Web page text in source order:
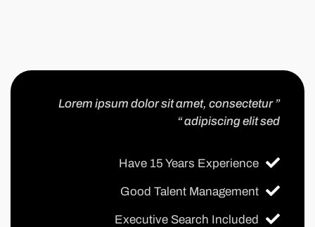
” Lorem ipsum dolor sit amet, consectetur
adipiscing elit sed “
Have 15 Years Experience
Good Talent Management
Executive Search Included